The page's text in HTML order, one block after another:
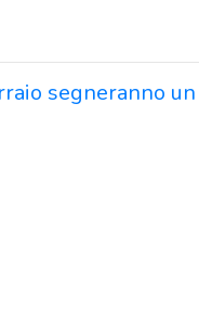
segneranno